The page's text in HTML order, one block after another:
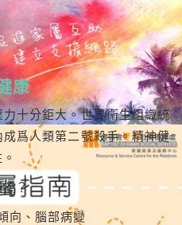
康
十分鉅大。世界衞生組織統
爲人類第二號殺手。精神健
擾？
向、腦部病變